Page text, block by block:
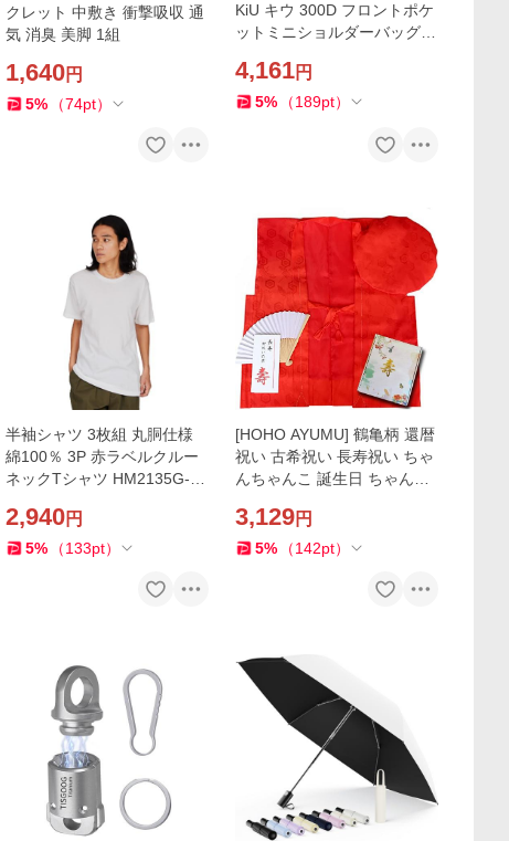
クレット 中敷き 衝撃吸収 通
気 消臭 美脚 1組
1,640円
5% （74pt）
KiU キウ 300D フロントポケ
ットミニショルダーバッグ 3
SHOULDER BAG ショルダー
4,161円
5% （189pt）
半袖シャツ 3枚組 丸胴仕様
綿100％ 3P 赤ラベルクルー
ネックTシャツ HM2135G-01
2,940円
5% （133pt）
[HOHO AYUMU] 鶴亀柄 還暦
祝い 古希祝い 長寿祝い ちゃ
んちゃんこ 誕生日 ちゃんち
祝い（赤）)
3,129円
5% （142pt）